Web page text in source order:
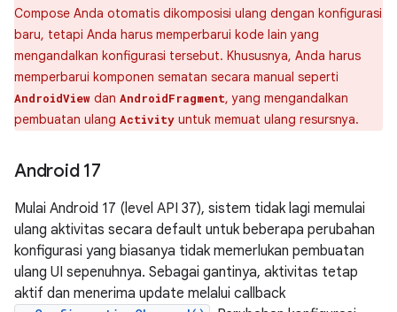
Compose Anda otomatis dikomposisi ulang dengan konfigurasi
baru, tetapi Anda harus memperbarui kode lain yang
mengandalkan konfigurasi tersebut. Khususnya, Anda harus
memperbarui komponen sematan secara manual seperti
AndroidView dan AndroidFragment, yang mengandalkan
pembuatan ulang Activity untuk memuat ulang resursnya.
Android 17
Mulai Android 17 (level API 37), sistem tidak lagi memulai
ulang aktivitas secara default untuk beberapa perubahan
konfigurasi yang biasanya tidak memerlukan pembuatan
ulang UI sepenuhnya. Sebagai gantinya, aktivitas tetap
aktif dan menerima update melalui callback